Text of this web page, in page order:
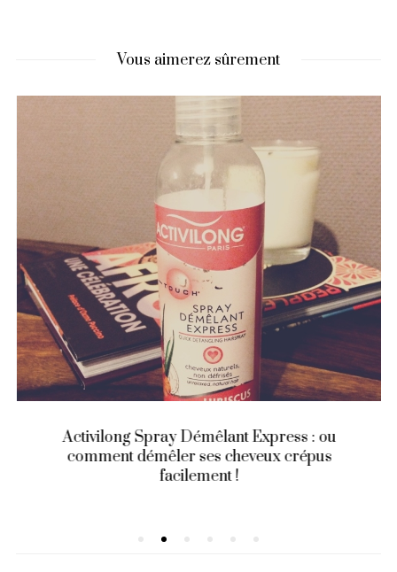
Vous aimerez sûrement
Activilong Spray Démêlant Express : ou
comment démêler ses cheveux crépus
facilement !